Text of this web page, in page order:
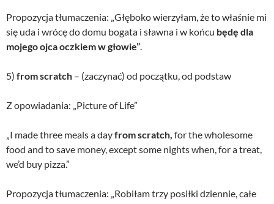
Propozycja tłumaczenia: „Głęboko wierzyłam, że to właśnie mi
się uda i wrócę do domu bogata i sławna i w końcu będę dla
mojego ojca oczkiem w głowie”.
5) from scratch – (zaczynać) od początku, od podstaw
Z opowiadania: „Picture of Life”
„I made three meals a dayfrom scratch, for the wholesome
food and to save money, except some nights when, for a treat,
we’d buy pizza.”
Propozycja tłumaczenia: „Robiłam trzy posiłki dziennie, całe